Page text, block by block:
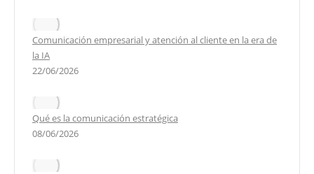
Comunicación empresarial y atención al cliente en la era de
la IA
22/06/2026
Qué es la comunicación estratégica
08/06/2026